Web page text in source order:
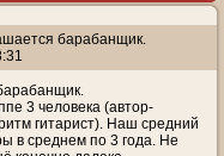
барабанщик.
3 человека (автор-
гитарист). Наш средний
в среднем по 3 года. Не